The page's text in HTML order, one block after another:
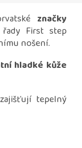
značky
First step
nošení.
hladké kůže
tepelný